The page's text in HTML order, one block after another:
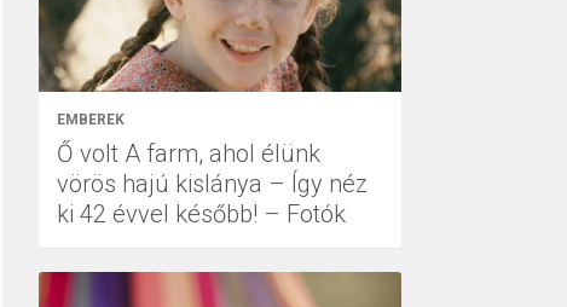
EMBEREK
Ő volt A farm, ahol élünk
vörös hajú kislánya – Így néz
ki 42 évvel később! – Fotók